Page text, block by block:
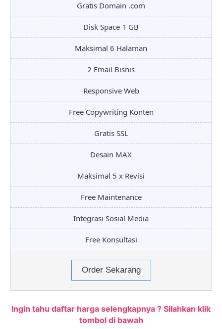
Gratis Domain .com
Disk Space 1 GB
Maksimal 6 Halaman
2 Email Bisnis
Responsive Web
Free Copywriting Konten
Gratis SSL
Desain MAX
Maksimal 5 x Revisi
Free Maintenance
Integrasi Sosial Media
Free Konsultasi
Order Sekarang
Ingin tahu daftar harga selengkapnya ? Silahkan klik
tombol di bawah